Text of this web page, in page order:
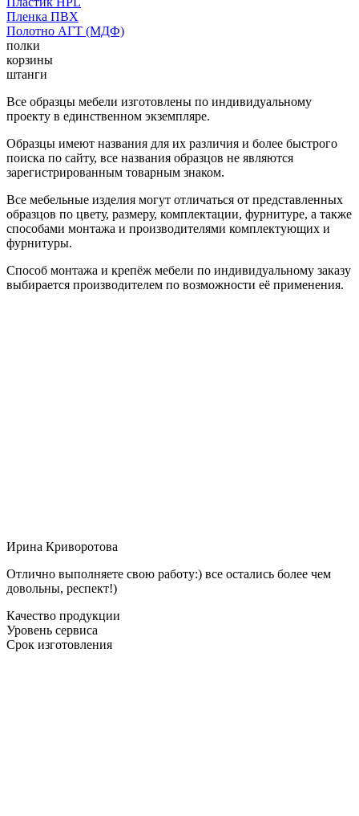
Пленка ПВХ
Полотно АГТ (МДФ)
полки
корзины
штанги
Все образцы мебели изготовлены по индивидуальному
проекту в единственном экземпляре.
Образцы имеют названия для их различия и более быстрого
поиска по сайту, все названия образцов не являются
зарегистрированным товарным знаком.
Все мебельные изделия могут отличаться от представленных
образцов по цвету, размеру, комплектации, фурнитуре, а также
способами монтажа и производителями комплектующих и
фурнитуры.
Способ монтажа и крепёж мебели по индивидуальному заказу
выбирается производителем по возможности её применения.
Ирина Криворотова
Отлично выполняете свою работу:) все остались более чем
довольны, респект!)
Качество продукции
Уровень сервиса
Срок изготовления